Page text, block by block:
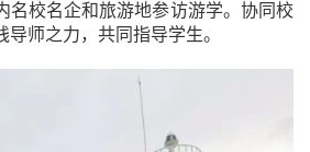
名校名企和旅游地参访游学。协同校
师之力，共同指导学生。